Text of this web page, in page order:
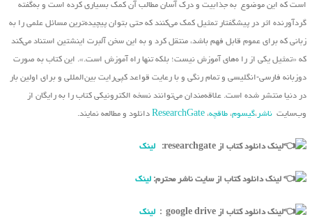
است که این موضوع به جذابیت و درک آسان مطالب آن کمک بسیاری کرده است و به‌گفته
گردآورنده اثر در پیشگفتار تمثیل کمک می‌کنند که حتی بتوان پیچیده‌ترین مسائل علمی را به
زبانی که برای عموم قابل فهم باشد، منتقل کرد و به این سخن آلبرت اینشتین استناد می‌کند
که «تمثیل یکی از را ه‌های آموزش نیست؛ بلکه تنها راه آموزش است.». این کتاب به صورت
دوزبانه فارسی-انگلیسی و تمام رنگی و با رعایت قواعد کپی‌رایت بین‌المللی و برای اولین بار
در دنیا منتشر شده است. علاقه‌مندان می‌توانند نسخه الکترونیکی کتاب را به رایگان از
وب‌سایت ناشر،گیسوم، طاقچه، ResearchGate دانلود و مطالعه نمایند.
لینک دانلود کتاب از researchgate: لینک
لینک دانلود کتاب از سایت ناشر محترم: لینک
لینک دانلود کتاب از google drive : لینک